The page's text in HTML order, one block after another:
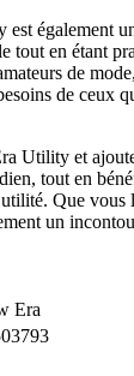
également
tout en étant
de
de ceux
Utility et
tout en
Que vous
un
Era